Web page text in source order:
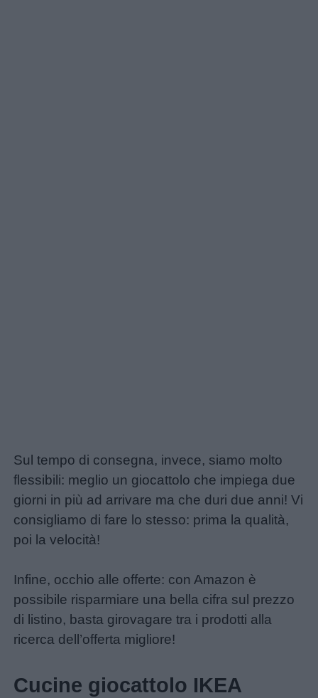
Sul tempo di consegna, invece, siamo molto
flessibili: meglio un giocattolo che impiega due
giorni in più ad arrivare ma che duri due anni! Vi
consigliamo di fare lo stesso: prima la qualità,
poi la velocità!
Infine, occhio alle offerte: con Amazon è
possibile risparmiare una bella cifra sul prezzo
di listino, basta girovagare tra i prodotti alla
ricerca dell’offerta migliore!
Cucine giocattolo IKEA